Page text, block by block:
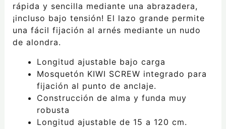
rápida y sencilla mediante una abrazadera,
¡incluso bajo tensión! El lazo grande permite
una fácil fijación al arnés mediante un nudo
de alondra.
Longitud ajustable bajo carga
Mosquetón KIWI SCREW integrado para
fijación al punto de anclaje.
Construcción de alma y funda muy
robusta
Longitud ajustable de 15 a 120 cm.